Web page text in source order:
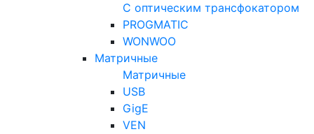
С оптическим трансфокатором
PROGMATIC
WONWOO
Матричные
Матричные
USB
GigE
VEN